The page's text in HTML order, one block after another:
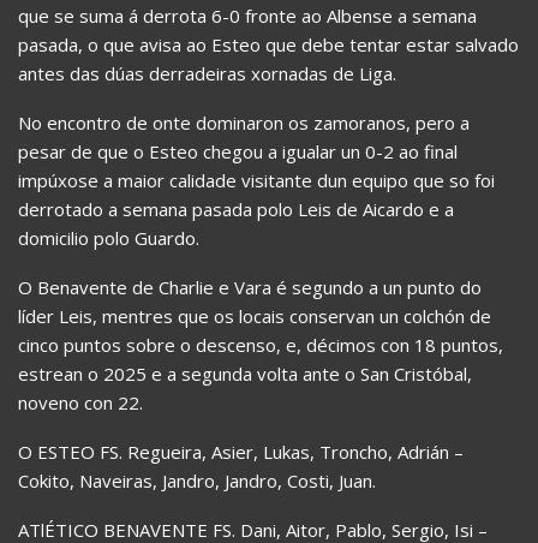
que se suma á derrota 6-0 fronte ao Albense a semana
pasada, o que avisa ao Esteo que debe tentar estar salvado
antes das dúas derradeiras xornadas de Liga.
No encontro de onte dominaron os zamoranos, pero a
pesar de que o Esteo chegou a igualar un 0-2 ao final
impúxose a maior calidade visitante dun equipo que so foi
derrotado a semana pasada polo Leis de Aicardo e a
domicilio polo Guardo.
O Benavente de Charlie e Vara é segundo a un punto do
líder Leis, mentres que os locais conservan un colchón de
cinco puntos sobre o descenso, e, décimos con 18 puntos,
estrean o 2025 e a segunda volta ante o San Cristóbal,
noveno con 22.
O ESTEO FS. Regueira, Asier, Lukas, Troncho, Adrián –
Cokito, Naveiras, Jandro, Jandro, Costi, Juan.
ATlÉTICO BENAVENTE FS. Dani, Aitor, Pablo, Sergio, Isi –